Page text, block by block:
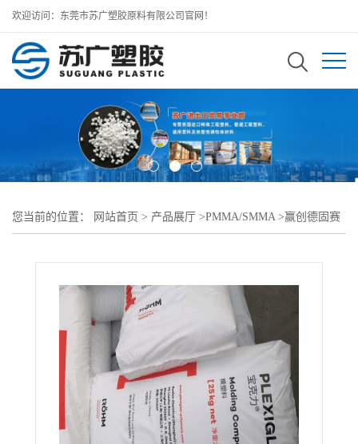
欢迎访问：东莞市苏广塑胶原料有限公司官网！
您当前的位置： 网站首页 > 产品展厅 >PMMA/SMMA >赢创德固赛